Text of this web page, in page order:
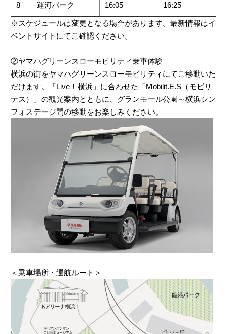
8 運河パーク 16:05 16:25
※スケジュールは変更となる場合があります。最新情報はイ
ベントサイトにてご確認ください。
②ヤマハグリーンスローモビリティ乗車体験
横浜の街をヤマハグリーンスローモビリティにてご移動いた
だけます。「Live！横浜」に合わせた「Mobilit.E.S（モビリ
テス）」の観光案内とともに、グランモール公園～横浜シン
フォステージ間の移動をお楽しみください。
＜乗車場所・運航ルート＞